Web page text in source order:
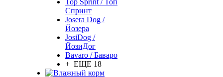
Top Sprint / Топ
Спринт
Josera Dog /
Йозера
JosiDog /
ЙозиДог
Bavaro / Баваро
+ ЕЩЕ 18